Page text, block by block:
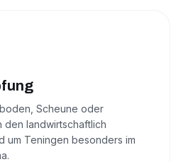
Scheune oder
den landwirtschaftlich
um Teningen besonders im